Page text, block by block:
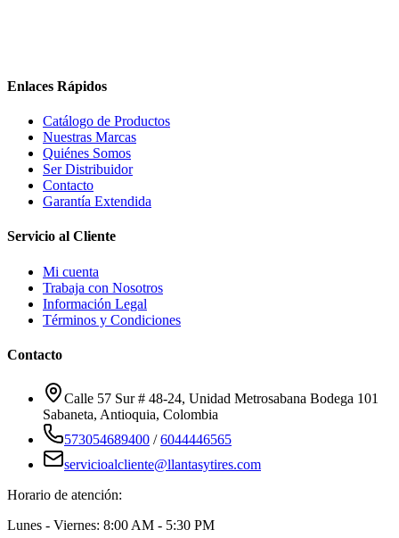
Enlaces Rápidos
Catálogo de Productos
Nuestras Marcas
Quiénes Somos
Ser Distribuidor
Contacto
Garantía Extendida
Servicio al Cliente
Mi cuenta
Trabaja con Nosotros
Información Legal
Términos y Condiciones
Contacto
Calle 57 Sur # 48-24, Unidad Metrosabana Bodega 101
Sabaneta, Antioquia, Colombia
573054689400 /6044446565
servicioalcliente@llantasytires.com
Horario de atención:
Lunes - Viernes: 8:00 AM - 5:30 PM